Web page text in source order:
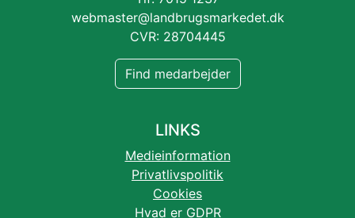
webmaster@landbrugsmarkedet.dk
CVR: 28704445
Find medarbejder
LINKS
Medieinformation
Privatlivspolitik
Cookies
Hvad er GDPR